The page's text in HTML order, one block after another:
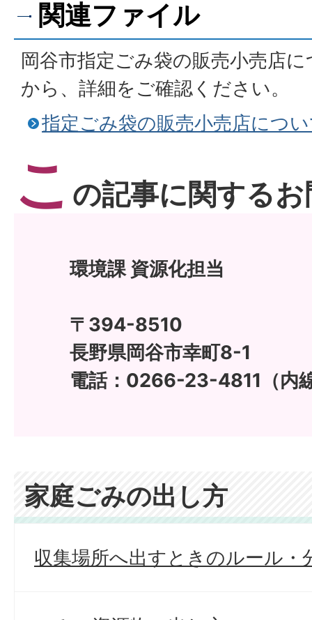
関連ファイル
岡谷市指定ごみ袋の販売小売店
から、詳細をご確認ください。
指定ごみ袋の販売小売店につ
こ の記事に関する
環境課 資源化担当
〒394-8510
長野県岡谷市幸町8-1
電話：0266-23-4811（内
家庭ごみの出し方
収集場所へ出すときのルール・